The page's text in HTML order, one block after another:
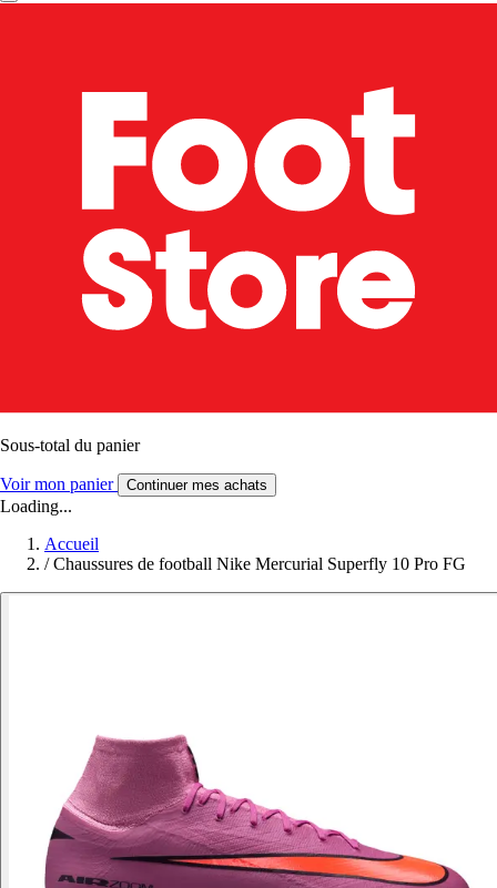
Sous-total du panier
Voir mon panier Continuer mes achats
Loading...
Accueil
/ Chaussures de football Nike Mercurial Superfly 10 Pro FG